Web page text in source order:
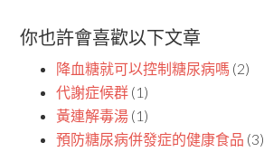
你也許會喜歡以下文章
降血糖就可以控制糖尿病嗎 (2)
代謝症候群 (1)
黃連解毒湯 (1)
預防糖尿病併發症的健康食品 (3)